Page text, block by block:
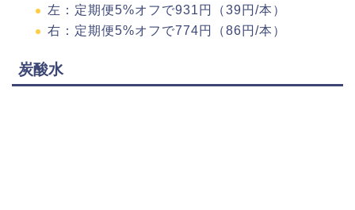
左：定期便5%オフで931円（39円/本）
右：定期便5%オフで774円（86円/本）
炭酸水